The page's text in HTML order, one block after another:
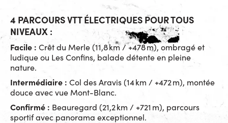
4 PARCOURS VTT ÉLECTRIQUES POUR TOUS
NIVEAUX :
Facile : Crêt du Merle (11,8 km / +478 m), ombragé et
ludique ou Les Confins, balade détente en pleine
nature.
Intermédiaire : Col des Aravis (14 km / +472 m), montée
douce avec vue Mont-Blanc.
Confirmé : Beauregard (21,2 km / +721 m), parcours
sportif avec panorama exceptionnel.